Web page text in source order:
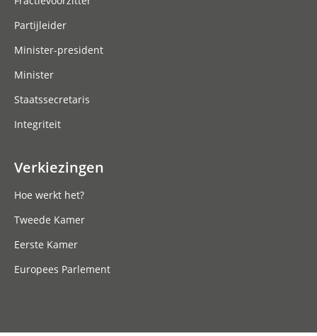
Partijleider
Minister-president
Minister
Staatssecretaris
Integriteit
Verkiezingen
Hoe werkt het?
Tweede Kamer
Eerste Kamer
Europees Parlement